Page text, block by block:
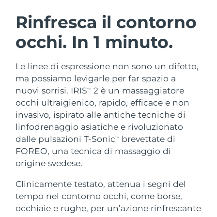
Rinfresca il contorno
occhi. In 1 minuto.
Le linee di espressione non sono un difetto,
ma possiamo levigarle per far spazio a
nuovi sorrisi. IRISTM
2 è un massaggiatore
occhi ultraigienico, rapido, efficace e non
invasivo, ispirato alle antiche tecniche di
linfodrenaggio asiatiche e rivoluzionato
dalle pulsazioni T-SonicTM
brevettate di
FOREO, una tecnica di massaggio di
origine svedese.
Clinicamente testato, attenua i segni del
tempo nel contorno occhi, come borse,
occhiaie e rughe, per un’azione rinfrescante
LUNA™ 4 pacchetto
Anti-aging massage
LUNA™ 4 Plus
Massage, LED heating
For men, anti-aging massage
BEAR™ 2 pacchetto
Microcurrent toning
BEAR™ 2 go
Microcurrent toning on-the-go
Microcurrent line smoothing device
Idratazione
UFO™ 3 pacchetto
Deep facial hydration
Near-infrared and red light therapy
device
Igiene orale
issa™ 4
Hybrid silicone sonic toothbrush
issa™ 4 plus
Smart hybrid silicone sonic toothbrush
TRATTAMENTI ANTI-AGE FAQ™
Anti-age Trattamenti LED
Austria Consegna stimata
Bahrein Consegna stimata
Belgio
Bermuda Consegna stimata
Bosnia ed
Erzegovina
Consegna stimata 8/12/26
Brunei Consegna stimata
Bulgaria
Canada Consegna stimata8/13/26
Cile Consegna stimata8/13/26